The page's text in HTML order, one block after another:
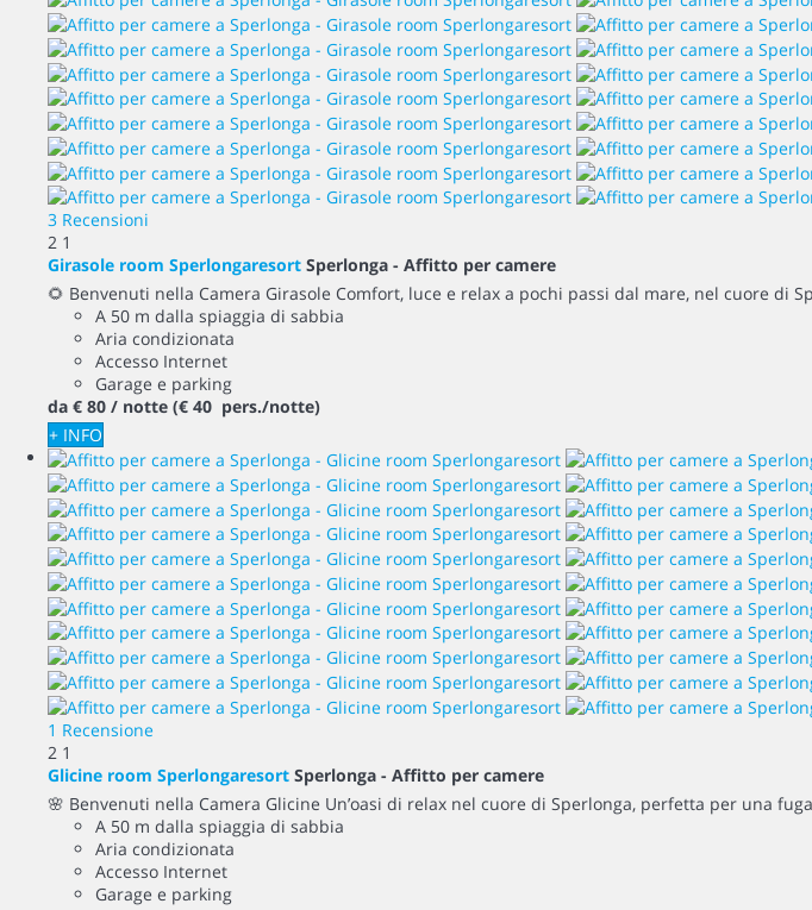
3 Recensioni
2 1
Girasole room Sperlongaresort Sperlonga - Affitto per camere
🌻 Benvenuti nella Camera Girasole Comfort, luce e relax a pochi passi dal mare, nel cuore di
A 50 m dalla spiaggia di sabbia
Aria condizionata
Accesso Internet
Garage e parking
da € 80 / notte (€ 40 pers./notte)
+ INFO
1 Recensione
2 1
Glicine room Sperlongaresort Sperlonga - Affitto per camere
🌸 Benvenuti nella Camera Glicine Un’oasi di relax nel cuore di Sperlonga, perfetta per una
A 50 m dalla spiaggia di sabbia
Aria condizionata
Accesso Internet
Garage e parking